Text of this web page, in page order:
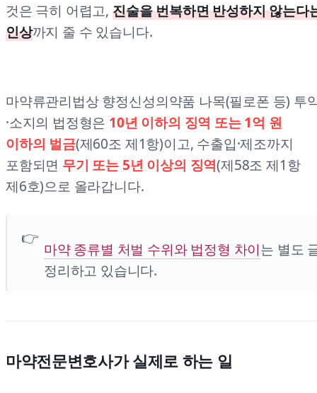
것은 극히 어렵고, 진술을 번복하면 반성하지 않는다
인상까지 줄 수 있습니다.
마약류관리법상 향정신성의약품 나목(필로폰 등) 투
·소지의 법정형은 10년 이하의 징역 또는 1억 원
이하의 벌금(제60조 제1항)이고, 수출입·제조까지
포함되면 무기 또는 5년 이상의 징역(제58조 제1항
제6호)으로 올라갑니다.
마약 종류별 처벌 수위와 법정형 차이는 별도
정리하고 있습니다.
마약전문변호사가 실제로 하는 일